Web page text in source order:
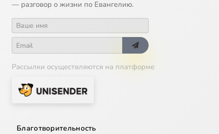
— разговор о жизни по Евангелию.
Рассылки осуществляются на платформе
Благотворительность